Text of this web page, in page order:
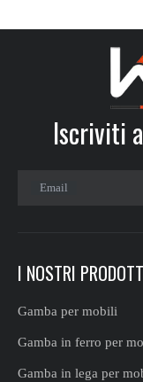
Iscriviti
Email
I NOSTRI
Gamba per mobili
Gamba in ferro per
Gamba in lega per